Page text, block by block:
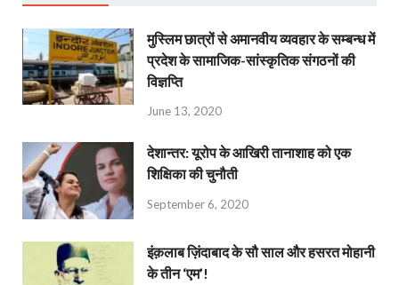
मुस्लिम छात्रों से अमानवीय व्यवहार के सम्बन्ध में
प्रदेश के सामाजिक-सांस्कृतिक संगठनों की
विज्ञप्ति
June 13, 2020
देशान्‍तर: यूरोप के आखिरी तानाशाह को एक
शिक्षिका की चुनौती
September 6, 2020
इंक़लाब ज़िंदाबाद के सौ साल और हसरत मोहानी
के तीन ‘एम’!